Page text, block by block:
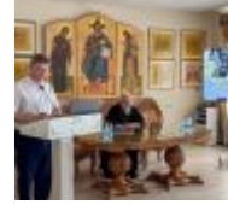
пост
і
наступны
пост